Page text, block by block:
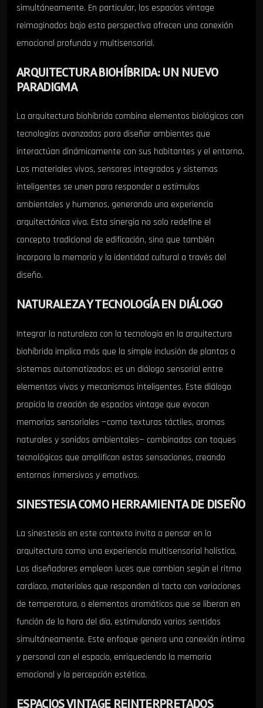
simultáneamente. En particular, los espacios vintage
reimaginados bajo esta perspectiva ofrecen una conexión
emocional profunda y multisensorial.
ARQUITECTURA BIOHÍBRIDA: UN NUEVO
PARADIGMA
La arquitectura biohíbrida combina elementos biológicos con
tecnologías avanzadas para diseñar ambientes que
interactúan dinámicamente con sus habitantes y el entorno.
Los materiales vivos, sensores integrados y sistemas
inteligentes se unen para responder a estímulos
ambientales y humanos, generando una experiencia
arquitectónica viva. Esta sinergia no solo redefine el
concepto tradicional de edificación, sino que también
incorpora la memoria y la identidad cultural a través del
diseño.
NATURALEZA Y TECNOLOGÍA EN DIÁLOGO
Integrar la naturaleza con la tecnología en la arquitectura
biohíbrida implica más que la simple inclusión de plantas o
sistemas automatizados; es un diálogo sensorial entre
elementos vivos y mecanismos inteligentes. Este diálogo
propicia la creación de espacios vintage que evocan
memorias sensoriales —como texturas táctiles, aromas
naturales y sonidos ambientales— combinadas con toques
tecnológicos que amplifican estas sensaciones, creando
entornos inmersivos y emotivos.
SINESTESIA COMO HERRAMIENTA DE DISEÑO
La sinestesia en este contexto invita a pensar en la
arquitectura como una experiencia multisensorial holística.
Los diseñadores emplean luces que cambian según el ritmo
cardíaco, materiales que responden al tacto con variaciones
de temperatura, o elementos aromáticos que se liberan en
función de la hora del día, estimulando varios sentidos
simultáneamente. Este enfoque genera una conexión íntima
y personal con el espacio, enriqueciendo la memoria
emocional y la percepción estética.
ESPACIOS VINTAGE REINTERPRETADOS